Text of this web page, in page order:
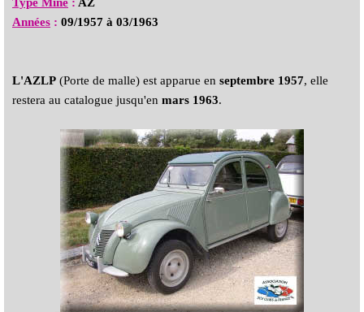
Années : 09/1957 à 03/1963
L'AZLP (Porte de malle) est apparue en septembre 1957, elle
restera au catalogue jusqu'en mars 1963.